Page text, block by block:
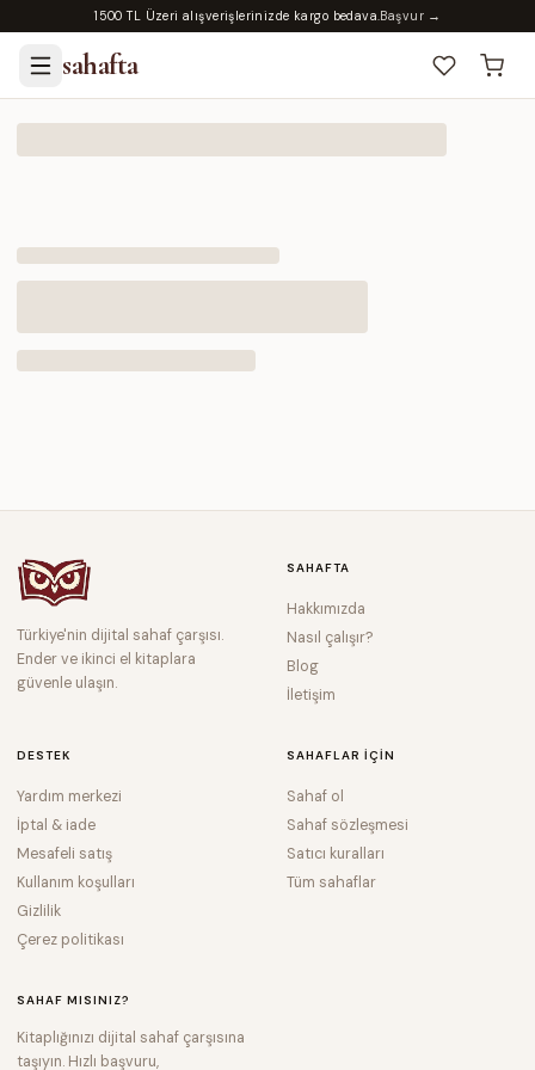
1500 TL Üzeri alışverişlerinizde kargo bedava.Başvur →
sahafta
Türkiye'nin dijital sahaf çarşısı.
Ender ve ikinci el kitaplara
güvenle ulaşın.
SAHAFTA
Hakkımızda
Nasıl çalışır?
Blog
İletişim
DESTEK
Yardım merkezi
İptal & iade
Mesafeli satış
Kullanım koşulları
Gizlilik
Çerez politikası
SAHAFLAR IÇIN
Sahaf ol
Sahaf sözleşmesi
Satıcı kuralları
Tüm sahaflar
SAHAF MISINIZ?
Kitaplığınızı dijital sahaf çarşısına
taşıyın. Hızlı başvuru,